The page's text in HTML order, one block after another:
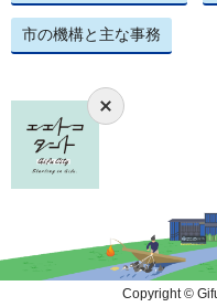
市の機構と主な事務
Copyright ©